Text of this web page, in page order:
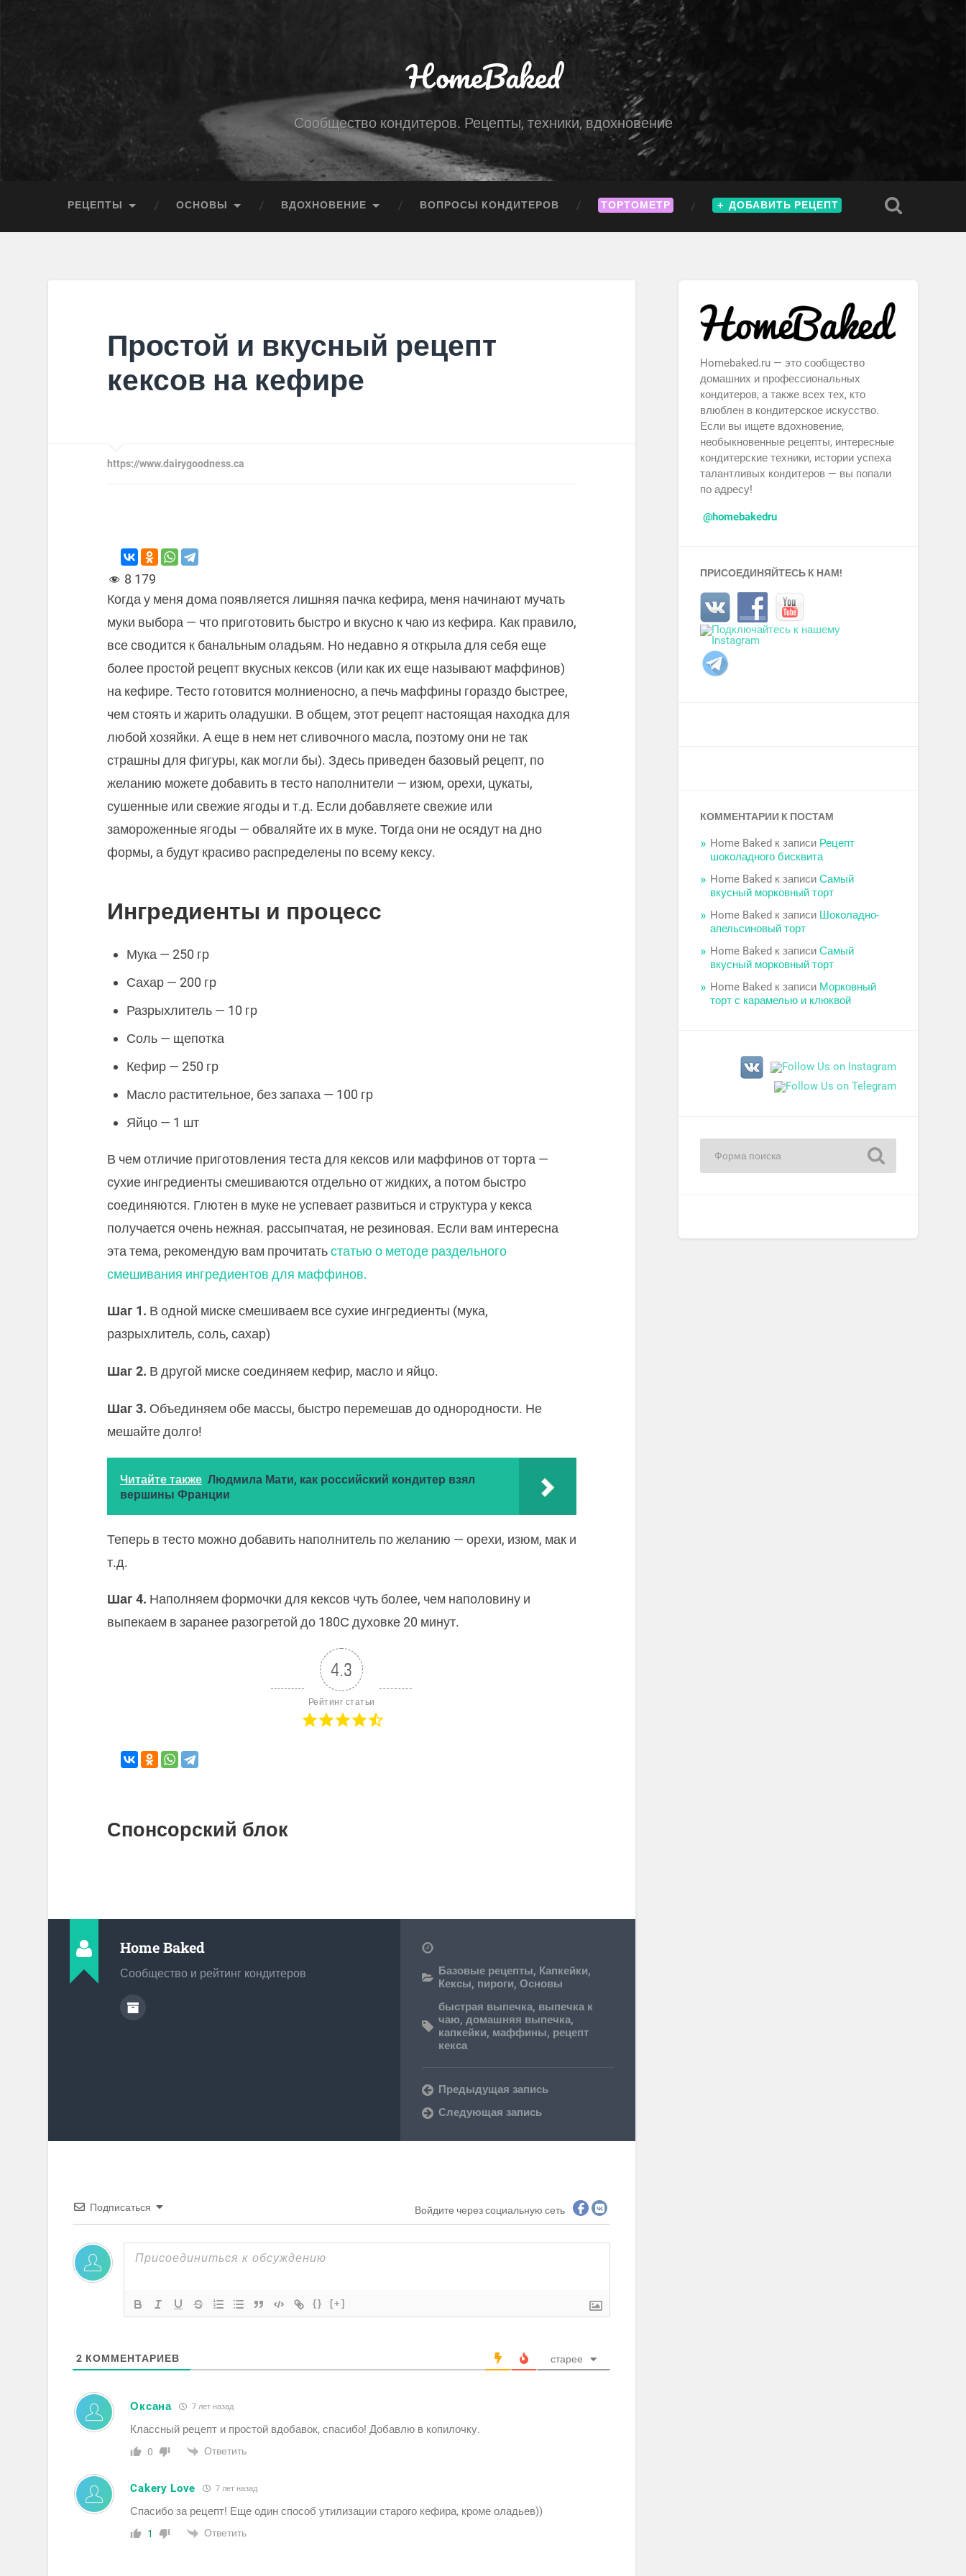
HomeBaked
Сообщество кондитеров. Рецепты, техники, вдохновение
РЕЦЕПТЫ ОСНОВЫ ВДОХНОВЕНИЕ ВОПРОСЫ КОНДИТЕРОВ ТОРТОМЕТР ＋ ДОБАВИТЬ РЕЦЕПТ
Простой и вкусный рецепт
кексов на кефире
https://www.dairygoodness.ca
8 179
Когда у меня дома появляется лишняя пачка кефира, меня начинают мучать
муки выбора — что приготовить быстро и вкусно к чаю из кефира. Как правило,
все сводится к банальным оладьям. Но недавно я открыла для себя еще
более простой рецепт вкусных кексов (или как их еще называют маффинов)
на кефире. Тесто готовится молниеносно, а печь маффины гораздо быстрее,
чем стоять и жарить оладушки. В общем, этот рецепт настоящая находка для
любой хозяйки. А еще в нем нет сливочного масла, поэтому они не так
страшны для фигуры, как могли бы). Здесь приведен базовый рецепт, по
желанию можете добавить в тесто наполнители — изюм, орехи, цукаты,
сушенные или свежие ягоды и т.д. Если добавляете свежие или
замороженные ягоды — обваляйте их в муке. Тогда они не осядут на дно
формы, а будут красиво распределены по всему кексу.
Ингредиенты и процесс
Мука — 250 гр
Сахар — 200 гр
Разрыхлитель — 10 гр
Соль — щепотка
Кефир — 250 гр
Масло растительное, без запаха — 100 гр
Яйцо — 1 шт
В чем отличие приготовления теста для кексов или маффинов от торта —
сухие ингредиенты смешиваются отдельно от жидких, а потом быстро
соединяются. Глютен в муке не успевает развиться и структура у кекса
получается очень нежная. рассыпчатая, не резиновая. Если вам интересна
эта тема, рекомендую вам прочитатьстатью о методе раздельного
смешивания ингредиентов для маффинов.
Шаг 1. В одной миске смешиваем все сухие ингредиенты (мука,
разрыхлитель, соль, сахар)
Шаг 2. В другой миске соединяем кефир, масло и яйцо.
Шаг 3. Объединяем обе массы, быстро перемешав до однородности. Не
мешайте долго!
Читайте также Людмила Мати, как российский кондитер взял
вершины Франции
Теперь в тесто можно добавить наполнитель по желанию — орехи, изюм, мак и
т.д.
Шаг 4. Наполняем формочки для кексов чуть более, чем наполовину и
выпекаем в заранее разогретой до 180С духовке 20 минут.
4.3
Рейтинг статьи
Спонсорский блок
Home Baked
Сообщество и рейтинг кондитеров Базовые рецепты, Капкейки,
Кексы, пироги,Основы
быстрая выпечка, выпечка к
чаю,домашняя выпечка,
капкейки, маффины, рецепт
кекса
Предыдущая запись
Следующая запись
Подписаться Войдите через социальную сеть
{} [+]
2 КОММЕНТАРИЕВ старее
Оксана 7 лет назад
Классный рецепт и простой вдобавок, спасибо! Добавлю в копилочку.
0 Ответить
Cakery Love 7 лет назад
Спасибо за рецепт! Еще один способ утилизации старого кефира, кроме оладьев))
1 Ответить
Homebaked.ru — это сообщество
домашних и профессиональных
кондитеров, а также всех тех, кто
влюблен в кондитерское искусство.
Если вы ищете вдохновение,
необыкновенные рецепты, интересные
кондитерские техники, истории успеха
талантливых кондитеров — вы попали
по адресу!
@homebakedru
ПРИСОЕДИНЯЙТЕСЬ К НАМ!
КОММЕНТАРИИ К ПОСТАМ
Home Baked к записи Рецепт
шоколадного бисквита
Home Baked к записиСамый
вкусный морковный торт
Home Baked к записи Шоколадно-
апельсиновый торт
Home Baked к записиСамый
вкусный морковный торт
Home Baked к записи Морковный
торт с карамелью и клюквой